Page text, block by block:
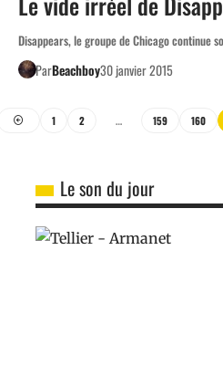
Disappears, le groupe de Chicago continue
ParBeachboy30 janvier 2015
1 2 … 159 160
Le son du jour